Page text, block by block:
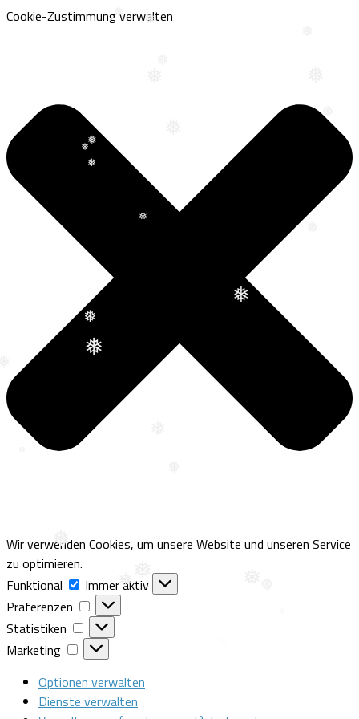
❅
❅
❅
❅
❅
❅
Cookie-Zustimmung verwalten
Wir verwenden Cookies, um unsere Website und unseren Service
zu optimieren.
Funktional
Funktional
Immer aktiv
Präferenzen
Präferenzen
Statistiken
Statistiken
Marketing
Marketing
Optionen verwalten
Dienste verwalten